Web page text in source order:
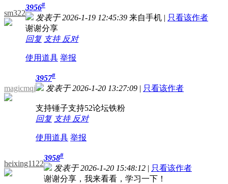
sm322
3956#
发表于 2026-1-19 12:45:39 来自手机 | 只看该作者
谢谢分享
回复 支持 反对
使用道具 举报
magicmqi
3957#
发表于 2026-1-20 13:27:09 | 只看该作者
支持锤子支持52论坛铁粉
回复 支持 反对
使用道具 举报
heixing1122
3958#
发表于 2026-1-20 15:48:12 | 只看该作者
谢谢分享，我来看看，学习一下！